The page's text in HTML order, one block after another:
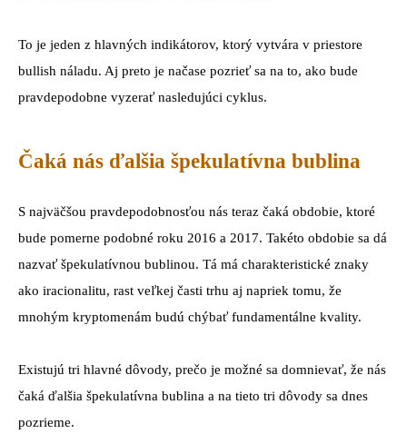
To je jeden z hlavných indikátorov, ktorý vytvára v priestore
bullish náladu. Aj preto je načase pozrieť sa na to, ako bude
pravdepodobne vyzerať nasledujúci cyklus.
Čaká nás ďalšia špekulatívna bublina
S najväčšou pravdepodobnosťou nás teraz čaká obdobie, ktoré
bude pomerne podobné roku 2016 a 2017. Takéto obdobie sa dá
nazvať špekulatívnou bublinou. Tá má charakteristické znaky
ako iracionalitu, rast veľkej časti trhu aj napriek tomu, že
mnohým kryptomenám budú chýbať fundamentálne kvality.
Existujú tri hlavné dôvody, prečo je možné sa domnievať, že nás
čaká ďalšia špekulatívna bublina a na tieto tri dôvody sa dnes
pozrieme.